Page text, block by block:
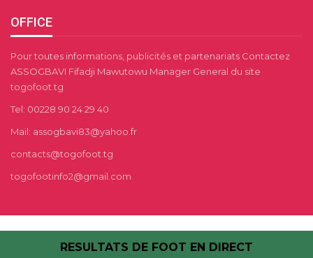
OFFICE
Pour toutes informations, publicités et partenariats Contactez
ASSOGBAVI Fifadji Mawutowu Manager General du site
togofoot.tg
Tel: 00228 90 24 29 40
Mail: assogbavi83@yahoo.fr
contacts@togofoot.tg
togofootinfo2@gmail.com
RESULTATS DE FOOT EN DIRECT